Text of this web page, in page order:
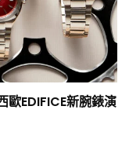
EDIFICE新腕錶演